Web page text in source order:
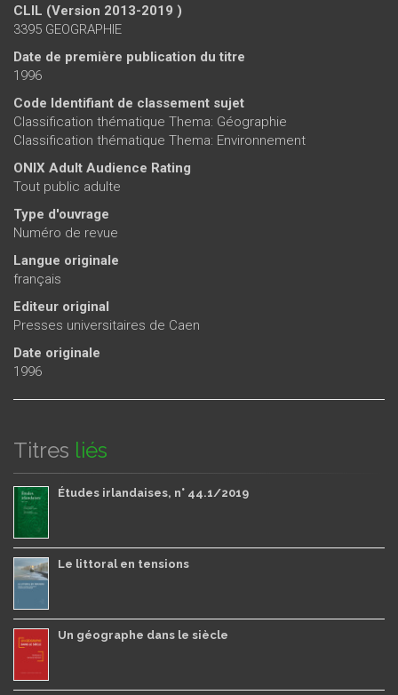
CLIL (Version 2013-2019 )
3395 GEOGRAPHIE
Date de première publication du titre
1996
Code Identifiant de classement sujet
Classification thématique Thema: Géographie
Classification thématique Thema: Environnement
ONIX Adult Audience Rating
Tout public adulte
Type d'ouvrage
Numéro de revue
Langue originale
français
Editeur original
Presses universitaires de Caen
Date originale
1996
Titres liés
Études irlandaises, n° 44.1/2019
Le littoral en tensions
Un géographe dans le siècle